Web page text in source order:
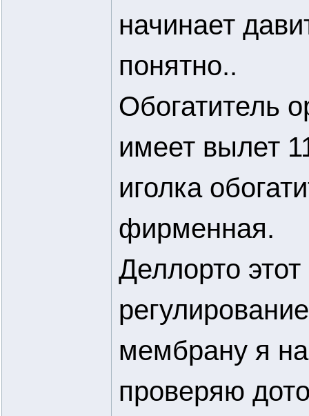
начинает
понятно..
Обогатитель
имеет вылет
иголка
фирменная.
Деллорто
мембрану я
проверяю